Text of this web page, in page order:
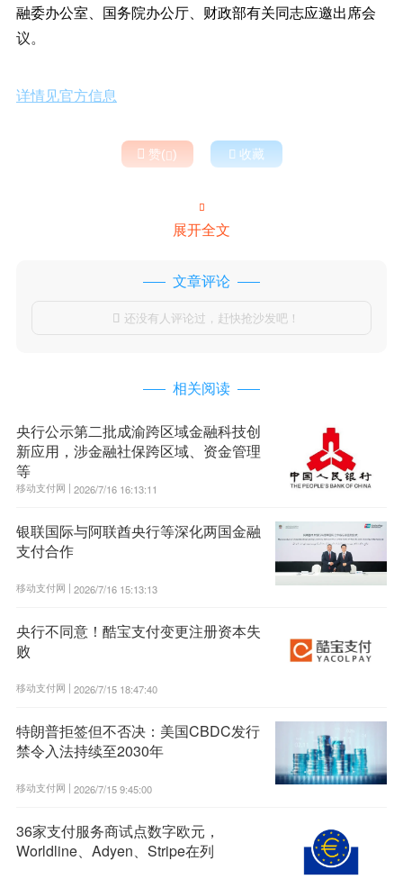
融委办公室、国务院办公厅、财政部有关同志应邀出席会
议。
详情见官方信息
 赞()  收藏

展开全文
文章评论
 还没有人评论过，赶快抢沙发吧！
相关阅读
央行公示第二批成渝跨区域金融科技创
新应用，涉金融社保跨区域、资金管理
等
移动支付网 | 2026/7/16 16:13:11
银联国际与阿联酋央行等深化两国金融
支付合作
移动支付网 | 2026/7/16 15:13:13
央行不同意！酷宝支付变更注册资本失
败
移动支付网 | 2026/7/15 18:47:40
特朗普拒签但不否决：美国CBDC发行
禁令入法持续至2030年
移动支付网 | 2026/7/15 9:45:00
36家支付服务商试点数字欧元，
Worldline、Adyen、Stripe在列